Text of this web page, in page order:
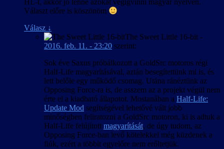
HL-t, akkor jó lenne azokat végigvinni magyar nyelven.
Választ előre is köszönöm
Válasz ↓
The Sweet Little 16-bit -
2016. feb. 11. - 23:20 szerint:
Sok éve Saxus próbálkozott a GoldSrc motoros régi
Half-Life magyarításával, aztán besegítettünk mi is, és
lett belőle egy működő csomag. Utána ránéztünk az
Opposing Force-ra is, de asszem az a projekt végül nem
érte el a kiadható állapotot. Mostanában a Half-Life:
Update Mod segítségével lehetővé vált jobb
minőségben feliratozni a GoldSrc motoron, ki is adtuk a
Half-Life felújított magyarítását, de úgy tudom, az
Opposing Force-ban levő kötelekkel még küzdenek a
fiúk, ezért a többit egyelőre nem erőltetjük.